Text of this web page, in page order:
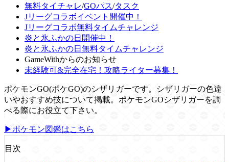
無料タイチャレ/GOパス/タスク
Jリーグコラボイベント開催中！
Jリーグコラボ無料タイムチャレンジ
炎と氷ふかの日開催中！
炎と氷ふかの日無料タイムチャレンジ
GameWithからのお知らせ
未経験可&完全在宅！攻略ライター募集！
ポケモンGO(ポケGO)のシザリガーです。シザリガーの色違
いやおすすめ技について掲載。ポケモンGOシザリガーを調
べる際にお役立て下さい。
▶ポケモン図鑑はこちら
目次